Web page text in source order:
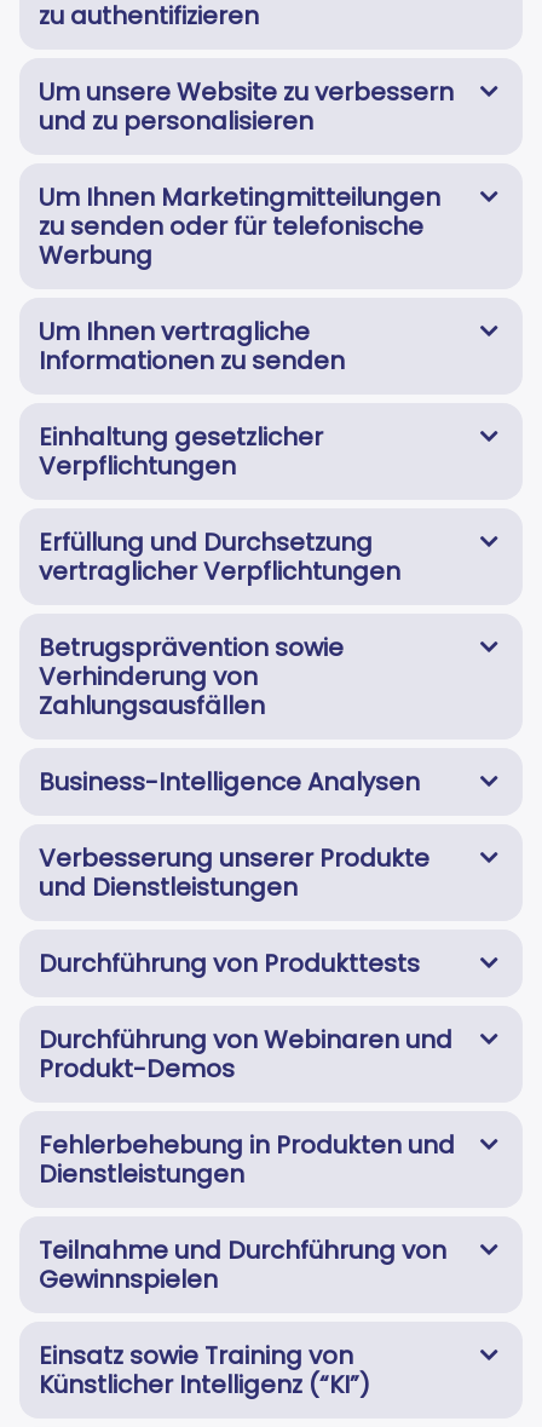
zu authentifizieren
Um unsere Website zu verbessern
und zu personalisieren
Um Ihnen Marketingmitteilungen
zu senden oder für telefonische
Werbung
Um Ihnen vertragliche
Informationen zu senden
Einhaltung gesetzlicher
Verpflichtungen
Erfüllung und Durchsetzung
vertraglicher Verpflichtungen
Betrugsprävention sowie
Verhinderung von
Zahlungsausfällen
Business-Intelligence Analysen
Verbesserung unserer Produkte
und Dienstleistungen
Durchführung von Produkttests
Durchführung von Webinaren und
Produkt-Demos
Fehlerbehebung in Produkten und
Dienstleistungen
Teilnahme und Durchführung von
Gewinnspielen
Einsatz sowie Training von
Künstlicher Intelligenz (“KI”)